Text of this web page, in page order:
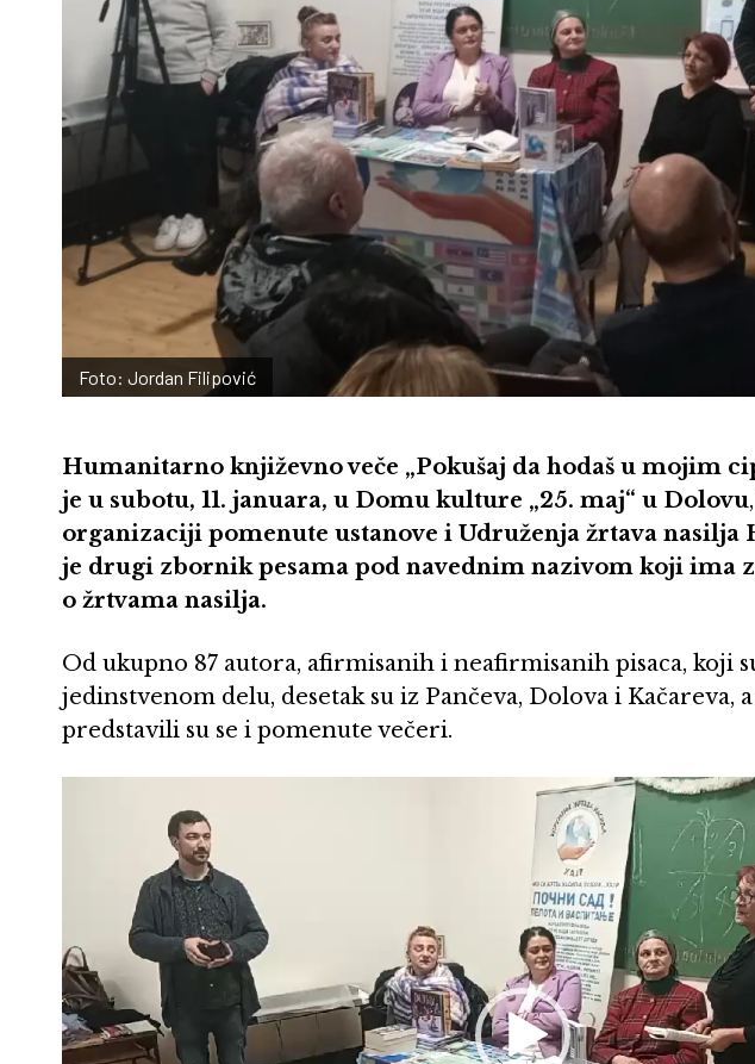
Foto: Jordan Filipović
Humanitarno književno veče „Pokušaj da hodaš u mojim
je u subotu, 11. januara, u Domu kulture „25. maj“ u Dolovu,
organizaciji pomenute ustanove i Udruženja žrtava nasilja
je drugi zbornik pesama pod navednim nazivom koji ima
o žrtvama nasilja.
Od ukupno 87 autora, afirmisanih i neafirmisanih pisaca, koji
jedinstvenom delu, desetak su iz Pančeva, Dolova i Kačareva,
predstavili su se i pomenute večeri.